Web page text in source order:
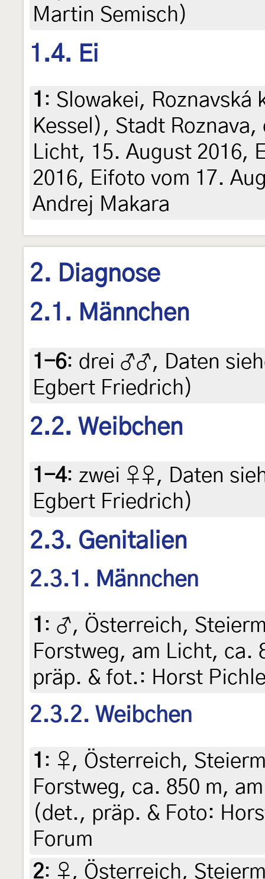
Martin Semisch)
1.4. Ei
1 : Slowakei, Roznavská
Kessel), Stadt
Licht, 15. August 2016,
2016, Eifoto vom 17.
Andrej Makara
2. Diagnose
2.1. Männchen
1-6: drei ♂♂, Daten
Egbert Friedrich)
2.2. Weibchen
1-4: zwei ♀♀, Daten
Egbert Friedrich)
2.3. Genitalien
2.3.1. Männchen
1 : ♂, Österreich,
Forstweg, am Licht, ca.
präp. & fot.: Horst
2.3.2. Weibchen
1 : ♀, Österreich,
Forstweg, ca. 850 m,
(det., präp. & Foto:
Forum
2: ♀, Österreich,